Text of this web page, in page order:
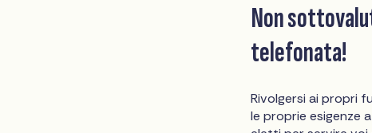
Non
telefonata!
Rivolgersi ai propri
le proprie esigenze